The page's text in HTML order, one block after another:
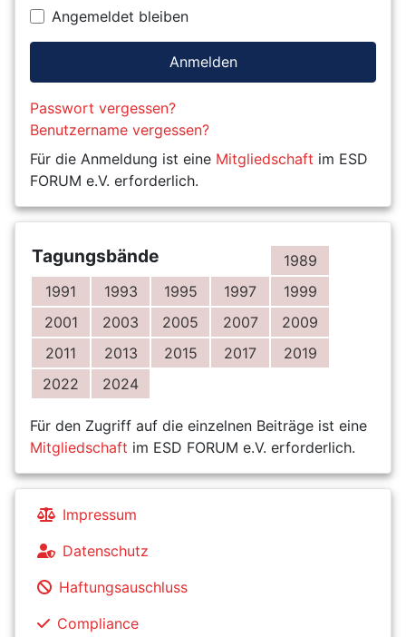
Angemeldet bleiben
Anmelden
Passwort vergessen?
Benutzername vergessen?
Für die Anmeldung ist eine Mitgliedschaft im ESD
FORUM e.V. erforderlich.
Tagungsbände
1989
1991
1993 1995 1997
1999
2001
2003 2005 2007
2009
2011
2013 2015 2017
2019
2022
2024
Für den Zugriff auf die einzelnen Beiträge ist eine
Mitgliedschaft im ESD FORUM e.V. erforderlich.
Impressum
Datenschutz
Haftungsauschluss
Compliance